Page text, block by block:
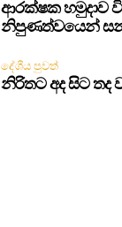
ආරක්ෂක හමුදාව
නිපුණත්වයෙන්
දේශීය පුවත්
නිරිතට අද සිට තද